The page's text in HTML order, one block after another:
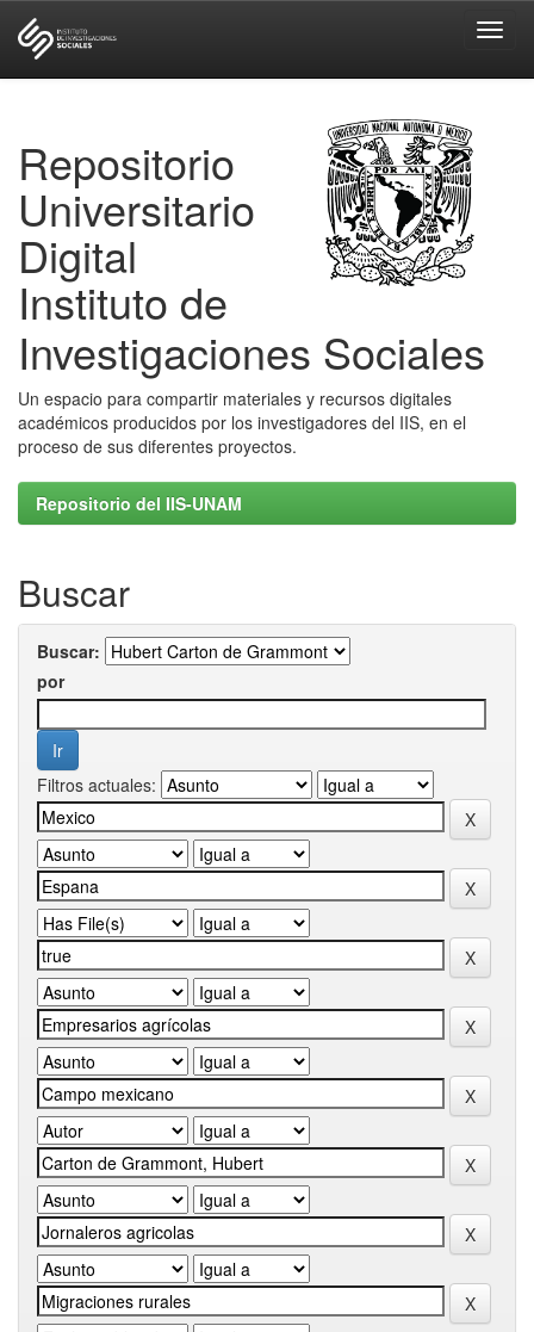
Repositorio
Universitario
Digital
Instituto de
Investigaciones Sociales
Un espacio para compartir materiales y recursos digitales
académicos producidos por los investigadores del IIS, en el
proceso de sus diferentes proyectos.
Repositorio del IIS-UNAM
Buscar
Buscar:
por
Filtros actuales: